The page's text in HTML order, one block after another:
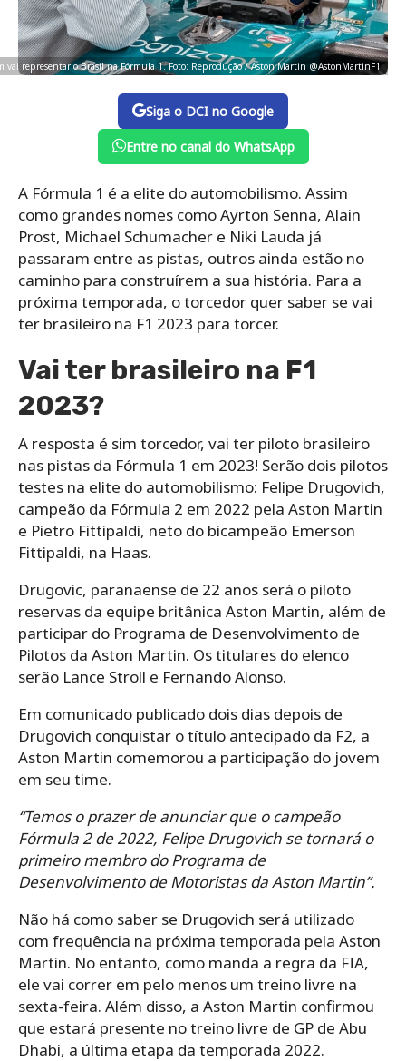
vai representar o Brasil na Fórmula 1. Foto: Reprodução / Aston Martin @AstonMartinF1
Siga o DCI no Google
Entre no canal do WhatsApp
A Fórmula 1 é a elite do automobilismo. Assim
como grandes nomes como Ayrton Senna, Alain
Prost, Michael Schumacher e Niki Lauda já
passaram entre as pistas, outros ainda estão no
caminho para construírem a sua história. Para a
próxima temporada, o torcedor quer saber se vai
ter brasileiro na F1 2023 para torcer.
Vai ter brasileiro na F1
2023?
A resposta é sim torcedor, vai ter piloto brasileiro
nas pistas da Fórmula 1 em 2023! Serão dois pilotos
testes na elite do automobilismo: Felipe Drugovich,
campeão da Fórmula 2 em 2022 pela Aston Martin
e Pietro Fittipaldi, neto do bicampeão Emerson
Fittipaldi, na Haas.
Drugovic, paranaense de 22 anos será o piloto
reservas da equipe britânica Aston Martin, além de
participar do Programa de Desenvolvimento de
Pilotos da Aston Martin. Os titulares do elenco
serão Lance Stroll e Fernando Alonso.
Em comunicado publicado dois dias depois de
Drugovich conquistar o título antecipado da F2, a
Aston Martin comemorou a participação do jovem
em seu time.
“Temos o prazer de anunciar que o campeão
Fórmula 2 de 2022, Felipe Drugovich se tornará o
primeiro membro do Programa de
Desenvolvimento de Motoristas da Aston Martin”.
Não há como saber se Drugovich será utilizado
com frequência na próxima temporada pela Aston
Martin. No entanto, como manda a regra da FIA,
ele vai correr em pelo menos um treino livre na
sexta-feira. Além disso, a Aston Martin confirmou
que estará presente no treino livre de GP de Abu
Dhabi, a última etapa da temporada 2022.